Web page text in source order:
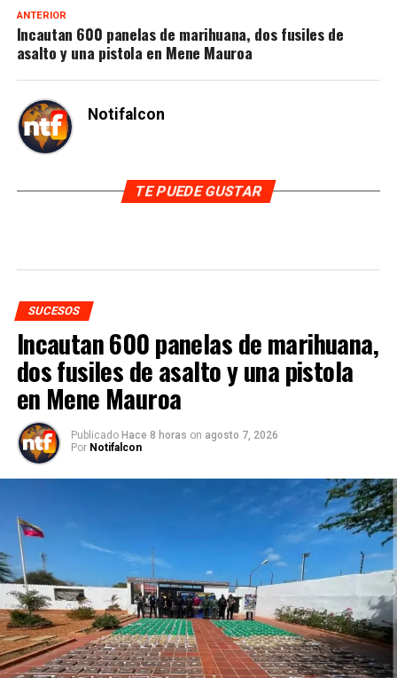
ANTERIOR
Incautan 600 panelas de marihuana, dos fusiles de
asalto y una pistola en Mene Mauroa
Notifalcon
TE PUEDE GUSTAR
SUCESOS
Incautan 600 panelas de marihuana,
dos fusiles de asalto y una pistola
en Mene Mauroa
Publicado Hace 8 horas on agosto 7, 2026
Por Notifalcon